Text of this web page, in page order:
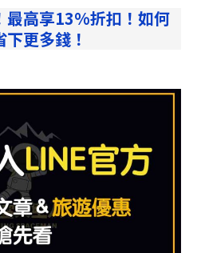
最高享13%折扣！如何
更多錢！